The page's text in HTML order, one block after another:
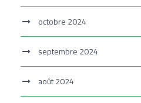
octobre 2024
septembre 2024
août 2024